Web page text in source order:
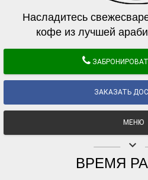
Насладитесь
кофе из лучшей
ЗАКАЗАТЬ
МЕНЮ
keyboard_arrow_down
ВРЕМЯ